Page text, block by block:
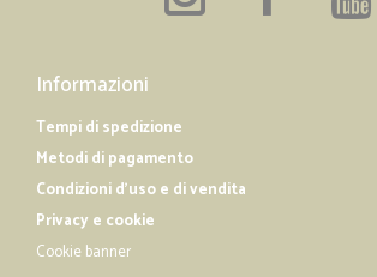
Informazioni
Tempi di spedizione
Metodi di pagamento
Condizioni d'uso e di vendita
Privacy e cookie
Cookie banner